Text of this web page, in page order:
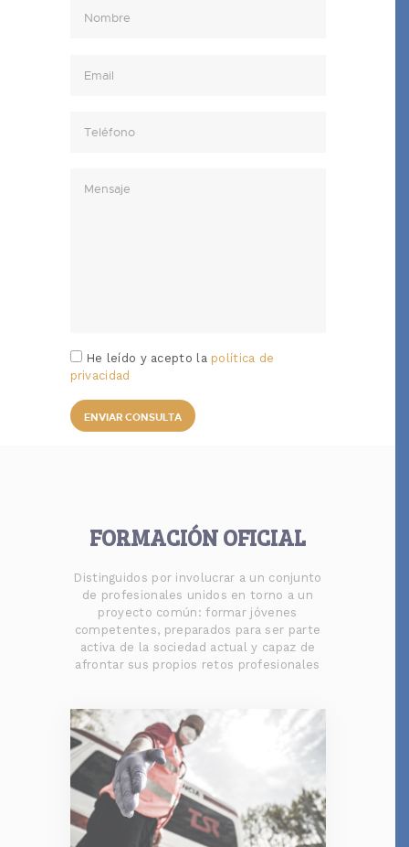
He leído y acepto la política de
privacidad
FORMACIÓN OFICIAL
Distinguidos por involucrar a un conjunto
de profesionales unidos en torno a un
proyecto común: formar jóvenes
competentes, preparados para ser parte
activa de la sociedad actual y capaz de
afrontar sus propios retos profesionales